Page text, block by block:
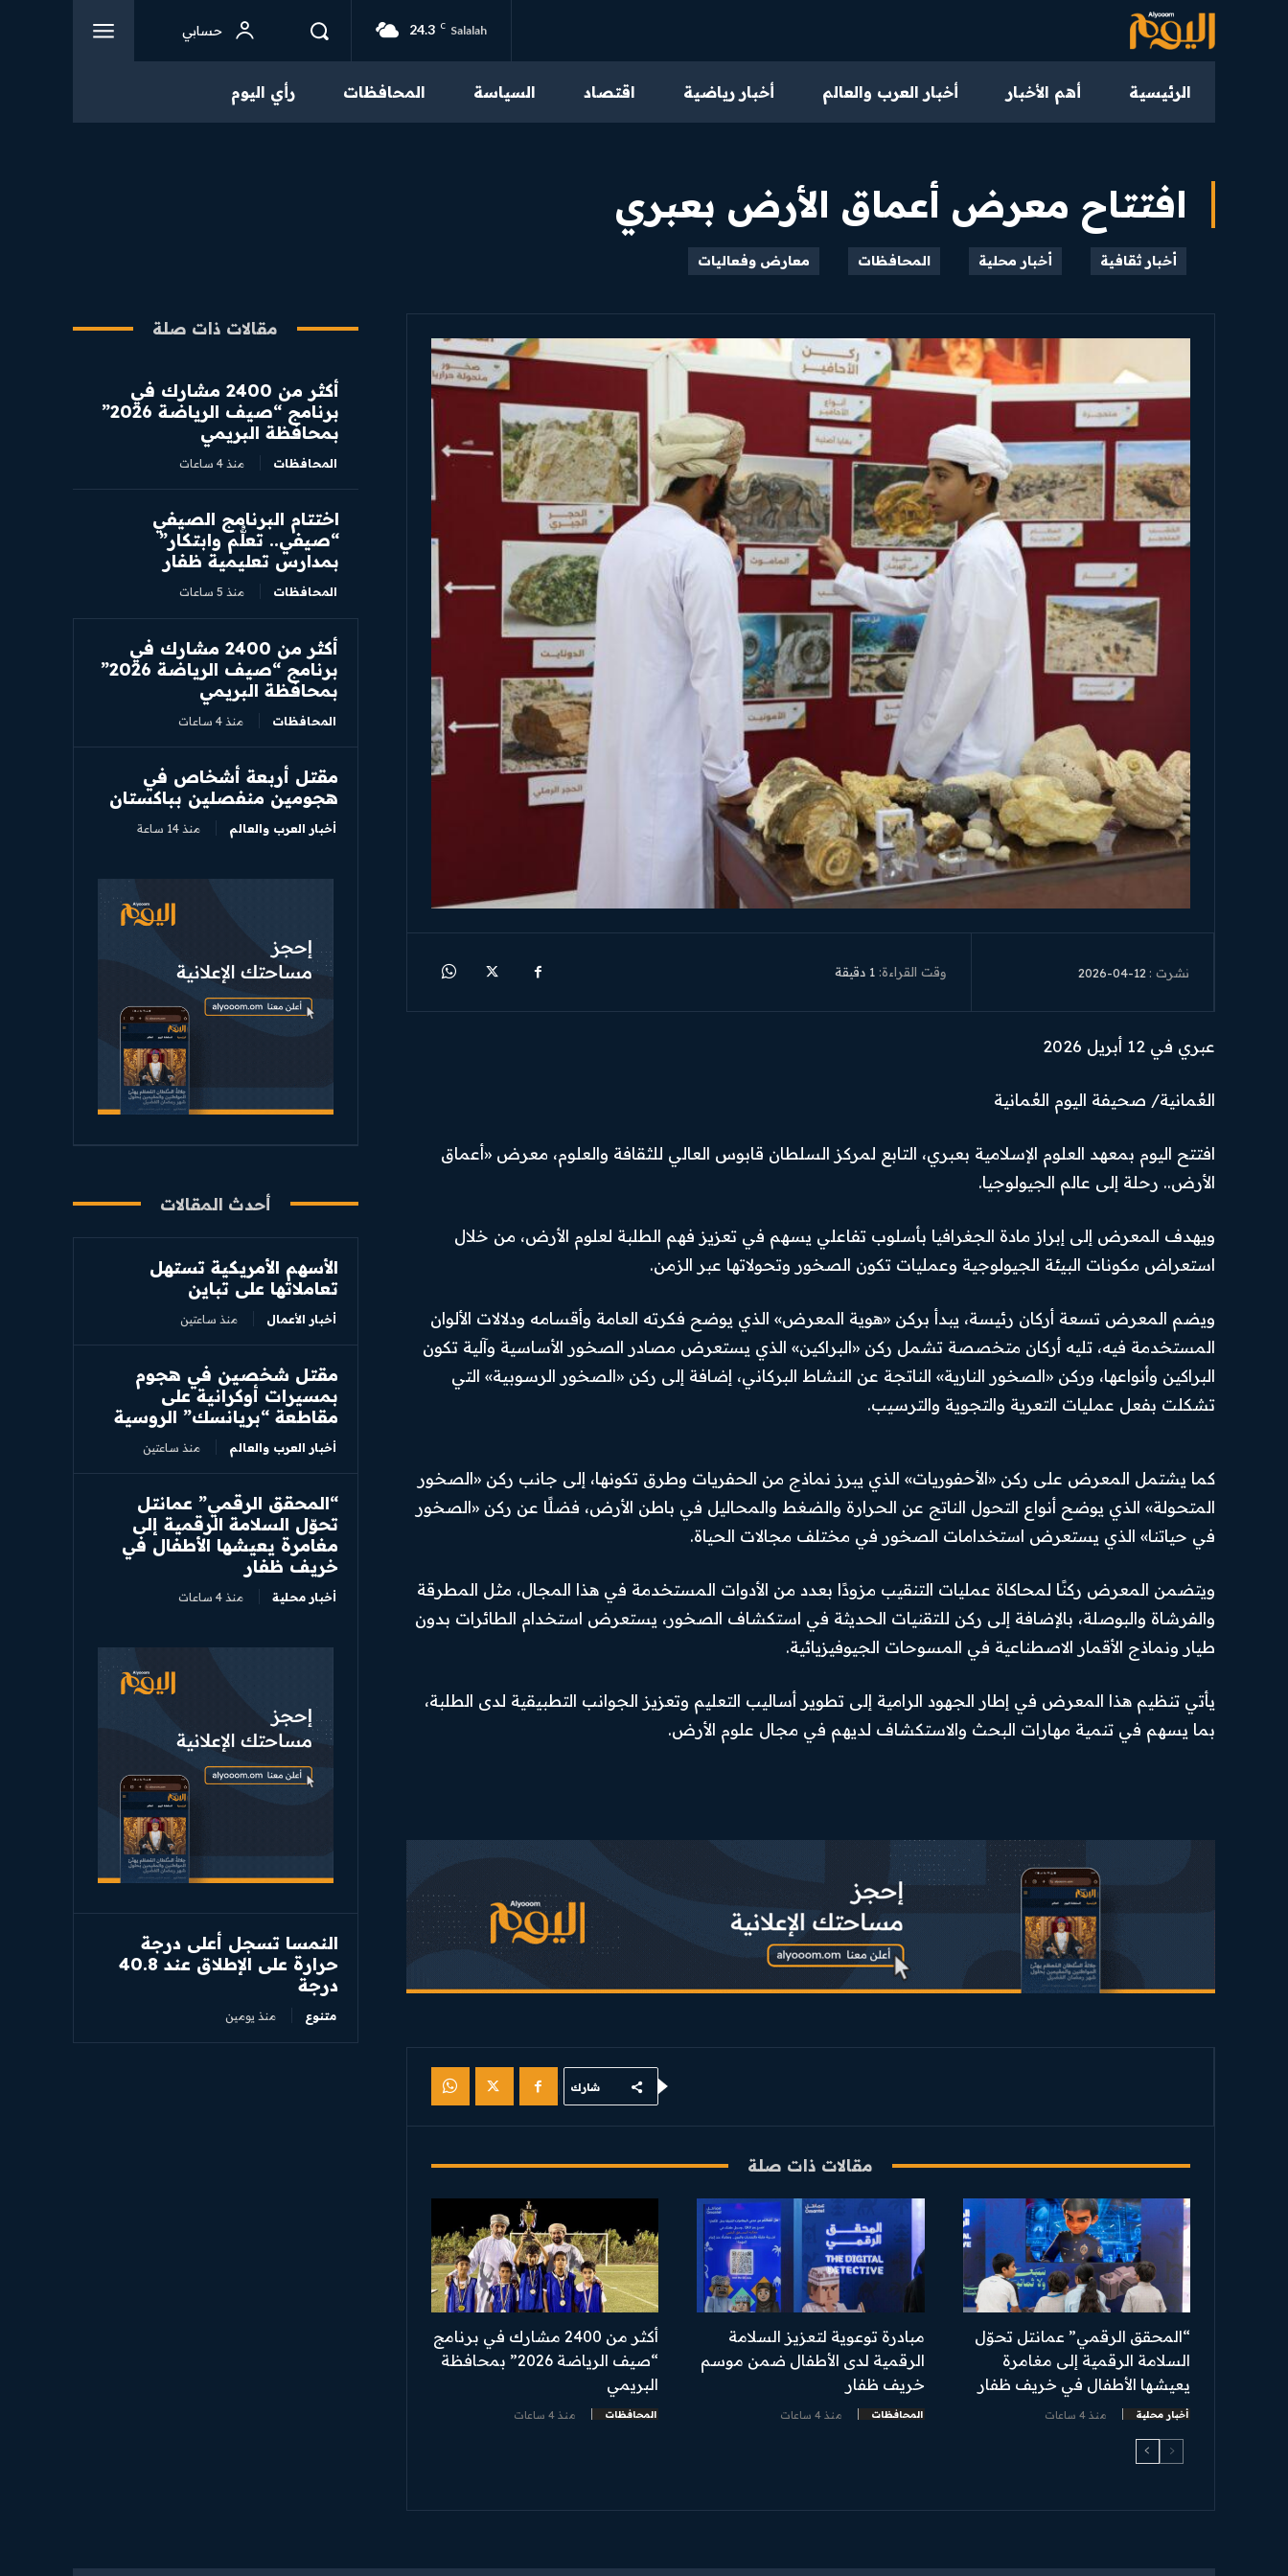
سياسة الخصوصية
اقرأ مقالاتنا الحصرية
News
Hub
SUBSCRIBE
I've read and accept the
الرئيسية
أهم الأخبار
أخبار العرب
السياسة
المحافظات
رأي اليوم
من نحن
تواصل بنا
سياسة
PREMIUM
Facebook
Youtube
© Newspaper WordPress Theme by TagDiv
24.3 C Salalah حسابي
الرئيسية أهم الأخبار أخبار العرب والعالم أخبار رياضية اقتصاد السياسة المحافظات رأي اليوم
افتتاح معرض أعماق الأرض بعبري
أخبار ثقافية أخبار محلية المحافظات معارض وفعاليات
نشرت : 2026-04-12 وقت القراءة: 1 دقيقة
عبري في 12 أبريل 2026
العُمانية/ صحيفة اليوم العُمانية
افتتح اليوم بمعهد العلوم الإسلامية بعبري، التابع لمركز السلطان قابوس العالي للثقافة والعلوم، معرض «أعماق
الأرض.. رحلة إلى عالم الجيولوجيا.
ويهدف المعرض إلى إبراز مادة الجغرافيا بأسلوب تفاعلي يسهم في تعزيز فهم الطلبة لعلوم الأرض، من خلال
استعراض مكونات البيئة الجيولوجية وعمليات تكون الصخور وتحولاتها عبر الزمن.
ويضم المعرض تسعة أركان رئيسة، يبدأ بركن «هوية المعرض» الذي يوضح فكرته العامة وأقسامه ودلالات الألوان
المستخدمة فيه، تليه أركان متخصصة تشمل ركن «البراكين» الذي يستعرض مصادر الصخور الأساسية وآلية تكون
البراكين وأنواعها، وركن «الصخور النارية» الناتجة عن النشاط البركاني، إضافة إلى ركن «الصخور الرسوبية» التي
تشكلت بفعل عمليات التعرية والتجوية والترسيب.
كما يشتمل المعرض على ركن «الأحفوريات» الذي يبرز نماذج من الحفريات وطرق تكونها، إلى جانب ركن «الصخور
المتحولة» الذي يوضح أنواع التحول الناتج عن الحرارة والضغط والمحاليل في باطن الأرض، فضلًا عن ركن «الصخور
في حياتنا» الذي يستعرض استخدامات الصخور في مختلف مجالات الحياة.
ويتضمن المعرض ركنًا لمحاكاة عمليات التنقيب مزودًا بعدد من الأدوات المستخدمة في هذا المجال، مثل المطرقة
والفرشاة والبوصلة، بالإضافة إلى ركن للتقنيات الحديثة في استكشاف الصخور، يستعرض استخدام الطائرات بدون
طيار ونماذج الأقمار الاصطناعية في المسوحات الجيوفيزيائية.
يأتي تنظيم هذا المعرض في إطار الجهود الرامية إلى تطوير أساليب التعليم وتعزيز الجوانب التطبيقية لدى الطلبة،
بما يسهم في تنمية مهارات البحث والاستكشاف لديهم في مجال علوم الأرض.
شارك
مقالات ذات صلة
“المحقق الرقمي” عمانتل تحوّل
السلامة الرقمية إلى مغامرة
يعيشها الأطفال في خريف ظفار
أخبار محلية منذ 4 ساعات
مبادرة توعوية لتعزيز السلامة
الرقمية لدى الأطفال ضمن موسم
خريف ظفار
المحافظات منذ 4 ساعات
أكثر من 2400 مشارك في برنامج
“صيف الرياضة 2026” بمحافظة
البريمي
المحافظات منذ 4 ساعات
مقالات ذات صلة
أكثر من 2400 مشارك في
برنامج “صيف الرياضة 2026”
بمحافظة البريمي
المحافظات منذ 4 ساعات
اختتام البرنامج الصيفي
“صيفي.. تعلُّم وابتكار”
بمدارس تعليمية ظفار
المحافظات منذ 5 ساعات
أكثر من 2400 مشارك في
برنامج “صيف الرياضة 2026”
بمحافظة البريمي
المحافظات منذ 4 ساعات
مقتل أربعة أشخاص في
هجومين منفصلين بباكستان
أخبار العرب والعالم منذ 14 ساعة
أحدث المقالات
الأسهم الأمريكية تستهل
تعاملاتها على تباين
أخبار الأعمال منذ ساعتين
مقتل شخصين في هجوم
بمسيرات أوكرانية على
مقاطعة “بريانسك” الروسية
أخبار العرب والعالم منذ ساعتين
“المحقق الرقمي” عمانتل
تحوّل السلامة الرقمية إلى
مغامرة يعيشها الأطفال في
خريف ظفار
أخبار محلية منذ 4 ساعات
النمسا تسجل أعلى درجة
حرارة على الإطلاق عند 40.8
درجة
متنوع منذ يومين